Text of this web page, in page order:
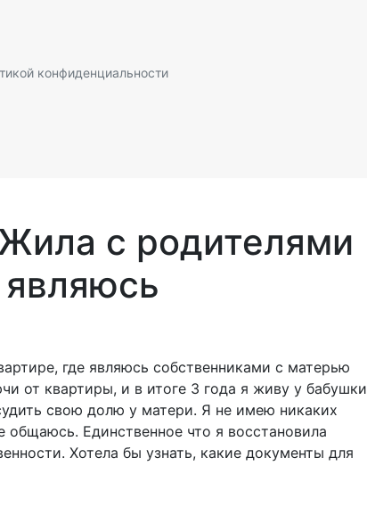
конфиденциальности
с родителями
являюсь
где являюсь собственниками с матерью
от квартиры, и в итоге 3 года я живу у бабушки
свою долю у матери. Я не имею никаких
общаюсь. Единственное что я восстановила
Хотела бы узнать, какие документы для